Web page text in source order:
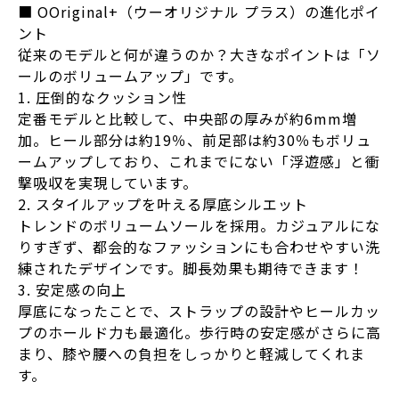
■ OOriginal+（ウーオリジナル プラス）の進化ポイ
ント
従来のモデルと何が違うのか？大きなポイントは「ソ
ールのボリュームアップ」です。
1. 圧倒的なクッション性
定番モデルと比較して、中央部の厚みが約6mm増
加。ヒール部分は約19％、前足部は約30％もボリュ
ームアップしており、これまでにない「浮遊感」と衝
撃吸収を実現しています。
2. スタイルアップを叶える厚底シルエット
トレンドのボリュームソールを採用。カジュアルにな
りすぎず、都会的なファッションにも合わせやすい洗
練されたデザインです。脚長効果も期待できます！
3. 安定感の向上
厚底になったことで、ストラップの設計やヒールカッ
プのホールド力も最適化。歩行時の安定感がさらに高
まり、膝や腰への負担をしっかりと軽減してくれま
す。